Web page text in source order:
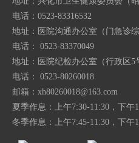
电话：0523-83316532
地址：医院沟通办公室（门急诊
电话： 0523-83370049
地址：医院纪检办公室（行政区5
电话： 0523-80260018
邮箱： xh80260018@163.com
夏季作息：上午7:30-11:30，下午
冬季作息：上午7:45-11:30，下午